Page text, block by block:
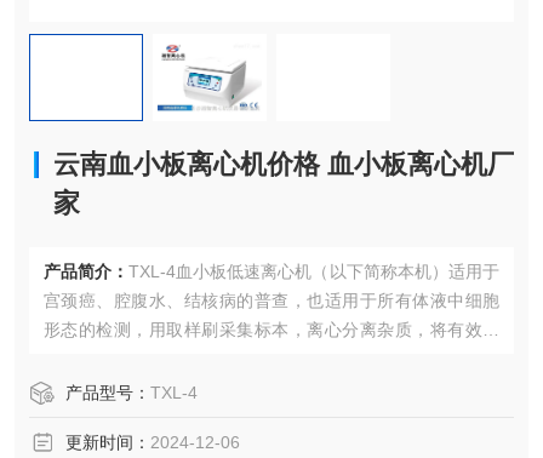
云南血小板离心机价格 血小板离心机厂
家
产品简介： TXL-4血小板低速离心机（以下简称本机）适用于
宫颈癌、腔腹水、结核病的普查，也适用于所有体液中细胞
形态的检测，用取样刷采集标本，离心分离杂质，将有效诊
价格 血小板离心机厂家
产品型号： TXL-4
更新时间： 2024-12-06